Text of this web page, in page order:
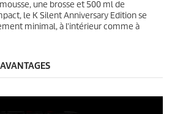
une brosse et 500 ml de
le K Silent Anniversary Edition se
minimal, à l'intérieur comme à